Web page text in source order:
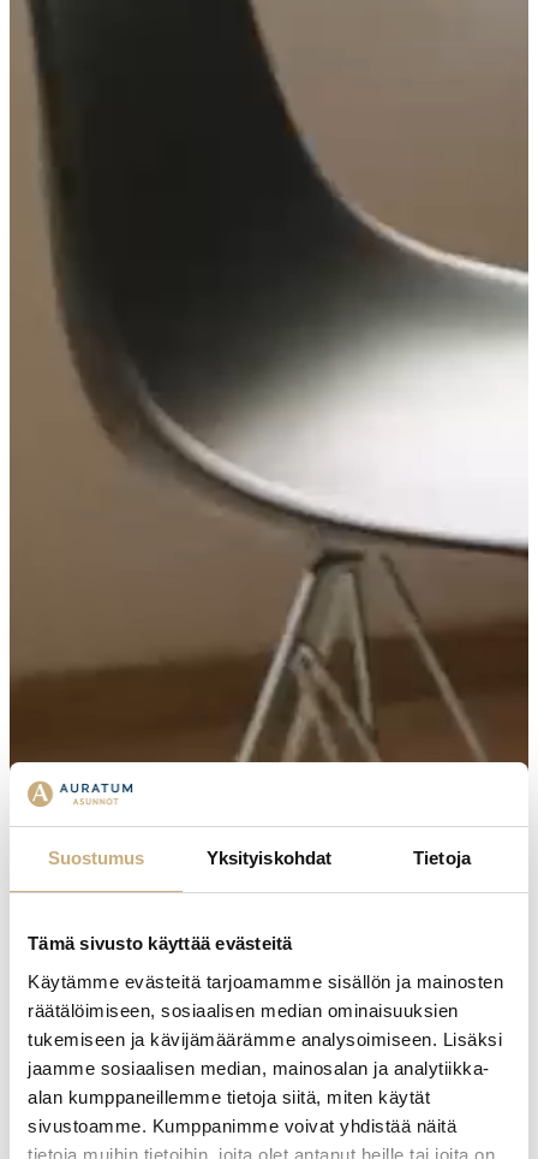
Suostumus Yksityiskohdat Tietoja
Tämä sivusto käyttää evästeitä
Käytämme evästeitä tarjoamamme sisällön ja mainosten
räätälöimiseen, sosiaalisen median ominaisuuksien
tukemiseen ja kävijämäärämme analysoimiseen. Lisäksi
jaamme sosiaalisen median, mainosalan ja analytiikka-
alan kumppaneillemme tietoja siitä, miten käytät
sivustoamme. Kumppanimme voivat yhdistää näitä
tietoja muihin tietoihin, joita olet antanut heille tai joita on